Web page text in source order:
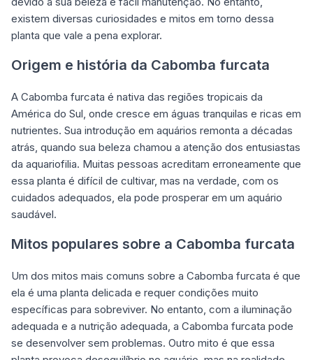
existem diversas curiosidades e mitos em torno dessa
planta que vale a pena explorar.
Origem e história da Cabomba furcata
A Cabomba furcata é nativa das regiões tropicais da
América do Sul, onde cresce em águas tranquilas e ricas em
nutrientes. Sua introdução em aquários remonta a décadas
atrás, quando sua beleza chamou a atenção dos entusiastas
da aquariofilia. Muitas pessoas acreditam erroneamente que
essa planta é difícil de cultivar, mas na verdade, com os
cuidados adequados, ela pode prosperar em um aquário
saudável.
Mitos populares sobre a Cabomba furcata
Um dos mitos mais comuns sobre a Cabomba furcata é que
ela é uma planta delicada e requer condições muito
específicas para sobreviver. No entanto, com a iluminação
adequada e a nutrição adequada, a Cabomba furcata pode
se desenvolver sem problemas. Outro mito é que essa